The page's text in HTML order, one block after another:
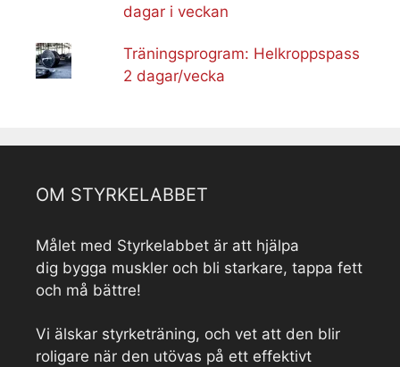
dagar i veckan
Träningsprogram: Helkroppspass
2 dagar/vecka
OM STYRKELABBET
Målet med Styrkelabbet är att hjälpa
dig bygga muskler och bli starkare, tappa fett
och må bättre!
Vi älskar styrketräning, och vet att den blir
roligare när den utövas på ett effektivt